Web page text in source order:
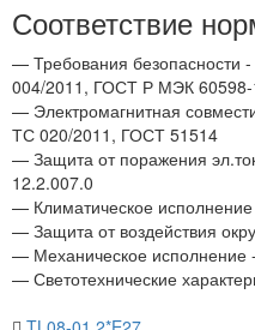
Соответствие
— Требования безопасности
004/2011, ГОСТ Р МЭК 60598-
— Электромагнитная
ТС 020/2011, ГОСТ 51514
— Защита от поражения
12.2.007.0
— Климатическое
— Защита от воздействия
— Механическое исполнение
— Светотехнические